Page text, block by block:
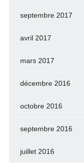
septembre 2017
avril 2017
mars 2017
décembre 2016
octobre 2016
septembre 2016
juillet 2016